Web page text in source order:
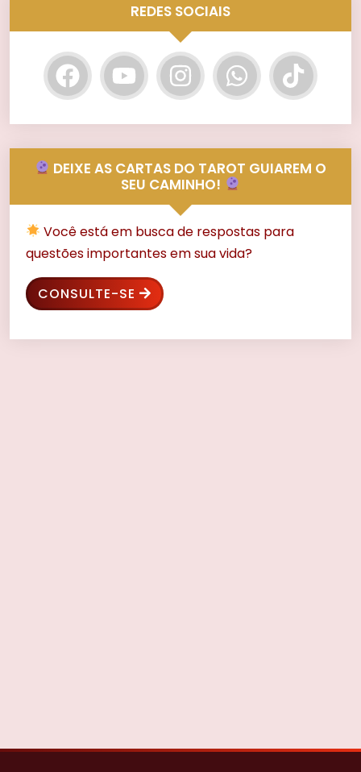
REDES SOCIAIS
DEIXE AS CARTAS DO TAROT GUIAREM O
SEU CAMINHO!
Você está em busca de respostas para
questões importantes em sua vida?
CONSULTE-SE